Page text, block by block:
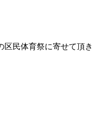
区民体育祭に寄せて頂き